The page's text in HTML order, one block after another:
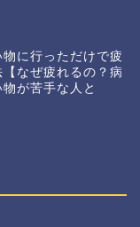
物に行っただけで疲
なぜ疲れるの？病
が苦手な人と